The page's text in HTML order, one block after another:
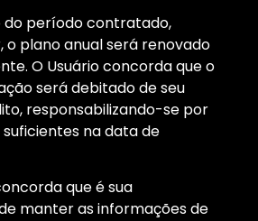
do período contratado,
o plano anual será renovado
O Usuário concorda que o
será debitado de seu
responsabilizando-se por
na data de
que é sua
manter as informações de